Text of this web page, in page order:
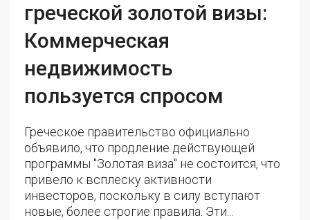
греческой золотой визы:
Коммерческая
недвижимость
пользуется спросом
Греческое правительство официально
объявило, что продление действующей
программы "Золотая виза" не состоится, что
привело к всплеску активности
инвесторов, поскольку в силу вступают
новые, более строгие правила. Эти...